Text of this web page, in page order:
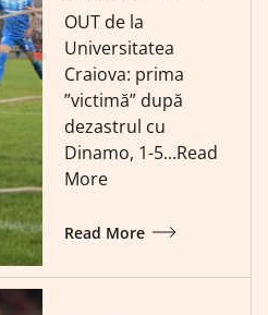
OUT de la
Universitatea
Craiova: prima
”victimă” după
dezastrul cu
Dinamo, 1-5...Read
More
Read More